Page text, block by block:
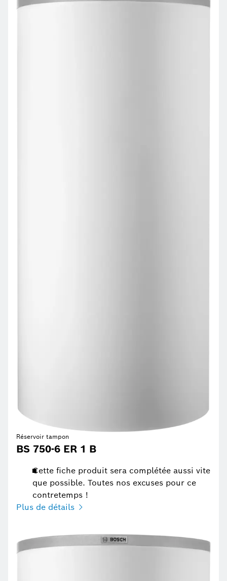
Réservoir tampon
BS 750-6 ER 1 B
Cette fiche produit sera complétée aussi vite
que possible. Toutes nos excuses pour ce
contretemps !
Plus de détails